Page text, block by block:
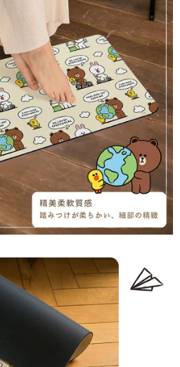
support/home
提供之「AFTEE先享後付」服務完成之交
個人資料，並將交易相關給付款項請求債
覽以下網址：
定代理人或監護人之同意方可使用
申辦者引起之損失，本公司不負相關責
將依據個別帳號之用戶狀況，依本公司即
有額度不足之情形，本公司將視審查結果
他人資訊註冊。若發現惡意使用之情形，
該用戶之使用額度並採取法律行動。
以上)免運費
以上)免運費